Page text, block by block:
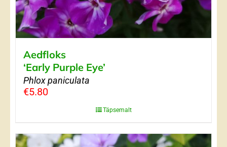
Aedfloks
‘Early Purple Eye’
Phlox paniculata
€5.80
Täpsemalt